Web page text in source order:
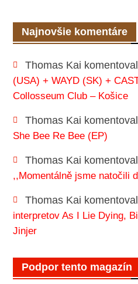
Najnovšie komentáre
Thomas Kai komentoval
(USA) + WAYD (SK) +
Collosseum Club – Košice
Thomas Kai komentoval
She Bee Re Bee (EP)
Thomas Kai komentoval
,,Momentálně jsme natočili
Thomas Kai komentoval
interpretov As I Lie Dying,
Jinjer
Podpor tento magazín